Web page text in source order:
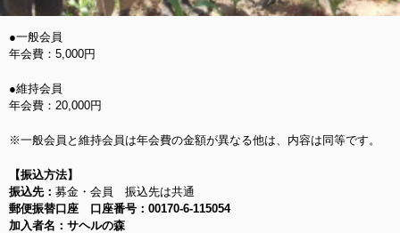
●一般会員
年会費：5,000円
●維持会員
年会費：20,000円
※一般会員と維持会員は年会費の金額が異なる他は、内容は同等です。
【振込方法】
振込先： 募金・会員 振込先は共通
郵便振替口座 口座番号：00170-6-115054
加入者名：サヘルの森